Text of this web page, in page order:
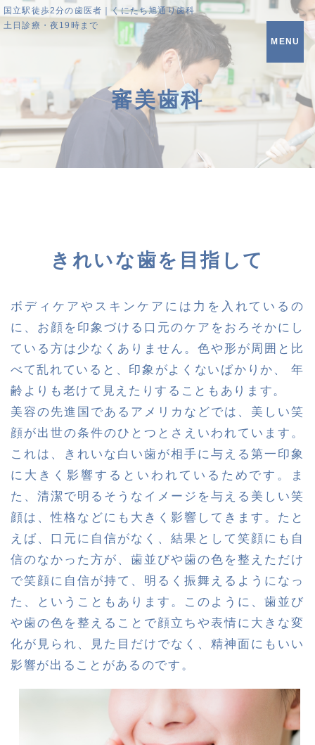
国立駅徒歩2分の歯医者｜くにたち旭通り歯科
土日診療・夜19時まで
MENU
審美歯科
きれいな歯を目指して
ボディケアやスキンケアには力を入れているの
に、お顔を印象づける口元のケアをおろそかにし
ている方は少なくありません。色や形が周囲と比
べて乱れていると、印象がよくないばかりか、 年
齢よりも老けて見えたりすることもあります。
美容の先進国であるアメリカなどでは、美しい笑
顔が出世の条件のひとつとさえいわれています。
これは、きれいな白い歯が相手に与える第一印象
に大きく影響するといわれているためです。ま
た、清潔で明るそうなイメージを与える美しい笑
顔は、性格などにも大きく影響してきます。たと
えば、口元に自信がなく、結果として笑顔にも自
信のなかった方が、歯並びや歯の色を整えただけ
で笑顔に自信が持て、明るく振舞えるようになっ
た、ということもあります。このように、歯並び
や歯の色を整えることで顔立ちや表情に大きな変
化が見られ、見た目だけでなく、精神面にもいい
影響が出ることがあるのです。